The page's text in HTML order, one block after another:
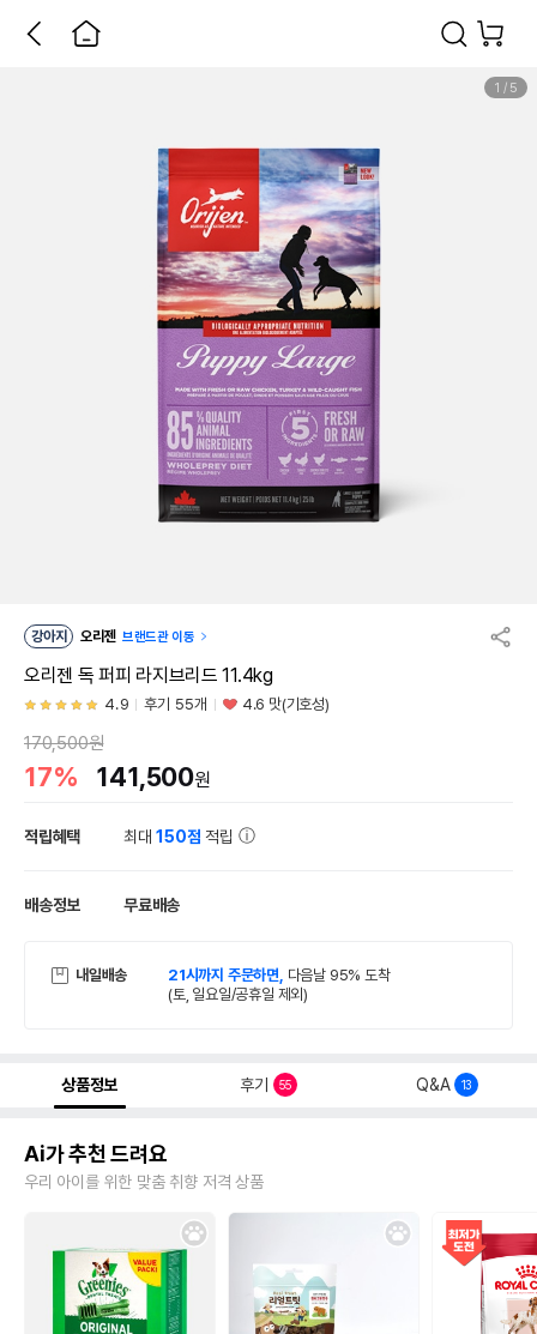
1 / 5
강아지 오리젠 브랜드관 이동
오리젠 독 퍼피 라지브리드 11.4kg
4.9 후기 55개 4.6 맛(기호성)
170,500원
17% 141,500원
적립혜택 최대150점 적립
배송정보 무료배송
내일배송 21시까지 주문하면, 다음날 95% 도착
(토, 일요일/공휴일 제외)
상품정보 후기 55 Q&A 13
Ai가 추천 드려요
우리 아이를 위한 맞춤 취향 저격 상품